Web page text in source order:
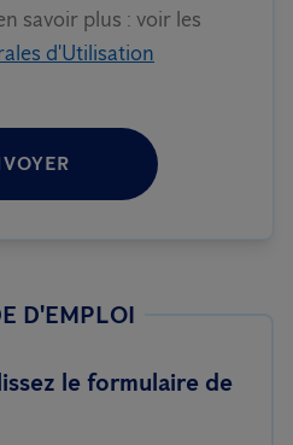
savoir plus : voir les
d'Utilisation
D'EMPLOI
le formulaire de